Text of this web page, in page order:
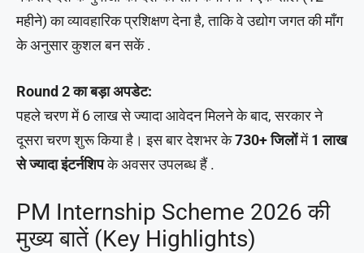
महीने) का व्यावहारिक प्रशिक्षण देना है, ताकि वे उद्योग जगत की माँग
के अनुसार कुशल बन सकें .
Round 2 का बड़ा अपडेट:
पहले चरण में 6 लाख से ज्यादा आवेदन मिलने के बाद, सरकार ने
दूसरा चरण शुरू किया है। इस बार देशभर के730+ जिलोंमें1 लाख
से ज्यादा इंटर्नशिपके अवसर उपलब्ध हैं .
PM Internship Scheme 2026 की
मुख्य बातें (Key Highlights)